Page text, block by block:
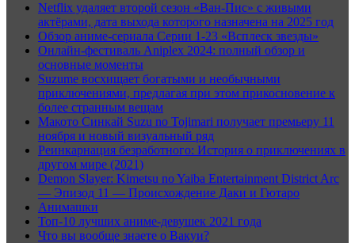
Netflix удаляет второй сезон «Ван-Пис» с живыми
актёрами, дата выхода которого назначена на 2025 год
Обзор аниме-сериала Серии 1-23 «Всплеск звезды»
Онлайн-фестиваль Aniplex 2024: полный обзор и
основные моменты
Suzume восхищает богатыми и необычными
приключениями, предлагая при этом прикосновение к
более странным вещам
Макото Синкай Suzu no Tojimari получает премьеру 11
ноября и новый визуальный ряд
Реинкарнация безработного: История о приключениях в
другом мире (2021)
Demon Slayer: Kimetsu no Yaiba Entertainment District Arc
— Эпизод 11 — Происхождение Даки и Гютаро
Анимашки
Топ-10 лучших аниме-девушек 2021 года
Что вы вообще знаете о Вакуи?